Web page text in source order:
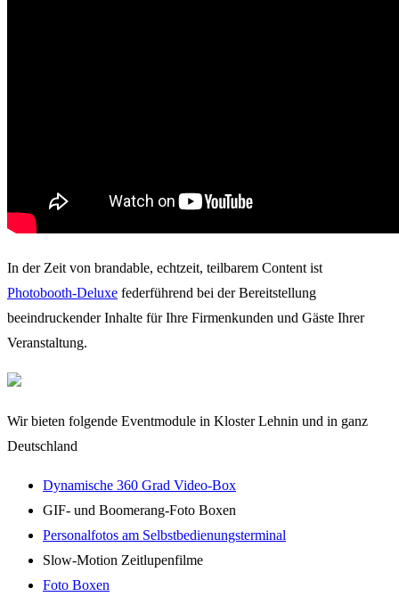
In der Zeit von brandable, echtzeit, teilbarem Content ist
Photobooth-Deluxe federführend bei der Bereitstellung
beeindruckender Inhalte für Ihre Firmenkunden und Gäste Ihrer
Veranstaltung.
Wir bieten folgende Eventmodule in Kloster Lehnin und in ganz
Deutschland
Dynamische 360 Grad Video-Box
GIF- und Boomerang-Foto Boxen
Personalfotos am Selbstbedienungsterminal
Slow-Motion Zeitlupenfilme
Foto Boxen